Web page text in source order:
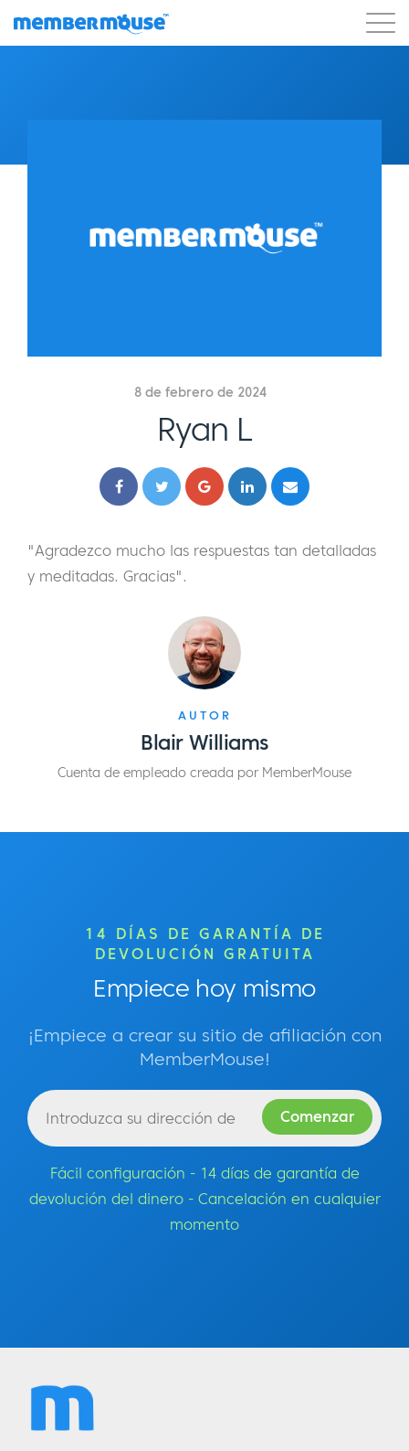
8 de febrero de 2024
Ryan L
"Agradezco mucho las respuestas tan detalladas
y meditadas. Gracias".
AUTOR
Blair Williams
Cuenta de empleado creada por MemberMouse
14 DÍAS DE GARANTÍA DE
DEVOLUCIÓN GRATUITA
Empiece hoy mismo
¡Empiece a crear su sitio de afiliación con
MemberMouse!
Fácil configuración - 14 días de garantía de
devolución del dinero - Cancelación en cualquier
momento